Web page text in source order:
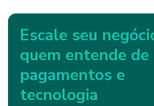
Escale seu
quem entende de
pagamentos e
tecnologia